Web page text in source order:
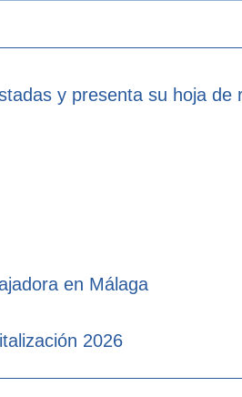
y presenta su hoja de
en Málaga
2026